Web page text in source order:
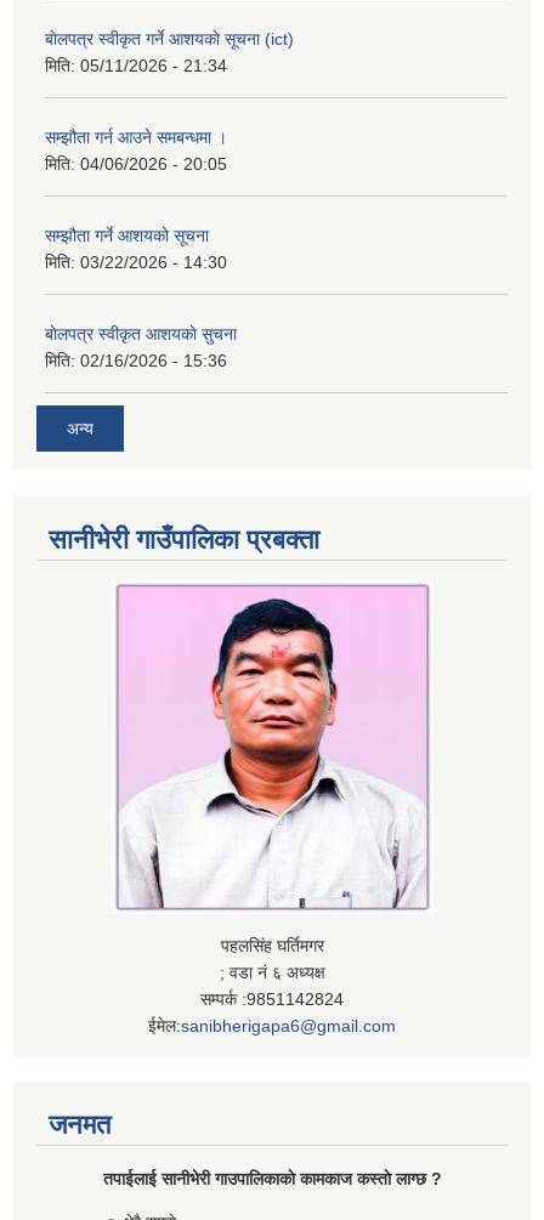
बाेलपत्र स्वीकृत गर्ने आशयकाे सूचना (ict)
मिति: 05/11/2026 - 21:34
सम्झौता गर्न आउने समबन्धमा ।
मिति: 04/06/2026 - 20:05
सम्झौता गर्ने आशयको सूचना
मिति: 03/22/2026 - 14:30
बाेलपत्र स्वीकृत आशयकाे सुचना
मिति: 02/16/2026 - 15:36
अन्य
सानीभेरी गाउँपालिका प्रबक्ता
पहलसिंह घर्तिमगर
; वडा नं ६ अध्यक्ष
सम्पर्क :9851142824
ईमेल:sanibherigapa6@gmail.com
जनमत
तपाईलाई सानीभेरी गाउपालिकाकाे कामकाज कस्ताे लाग्छ ?